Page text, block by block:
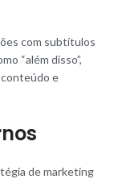
com subtítulos
“além disso”,
conteúdo e
de marketing